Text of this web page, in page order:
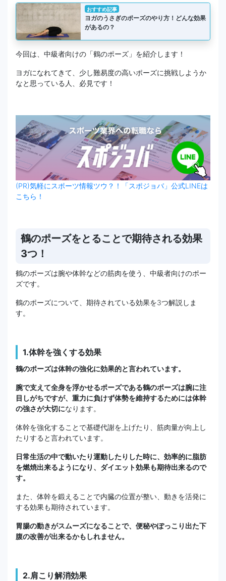
おすすめ記事
ヨガのうさぎのポーズのやり方！どんな効果
があるの？
今回は、中級者向けの「鶴のポーズ」を紹介します！
ヨガになれてきて、少し難易度の高いポーズに挑戦しようか
なと思っている人、必見です！
(PR)気軽にスポーツ情報ツウ？！「スポジョバ」公式LINEは
こちら！
鶴のポーズをとることで期待される効果
3つ！
鶴のポーズは腕や体幹などの筋肉を使う、中級者向けのポー
ズです。
鶴のポーズについて、期待されている効果を3つ解説しま
す。
1.体幹を強くする効果
鶴のポーズは体幹の強化に効果的と言われています。
腕で支えて全身を浮かせるポーズである鶴のポーズは腕に注
目しがちですが、重力に負けず体勢を維持するためには体幹
の強さが大切になります。
体幹を強化することで基礎代謝を上げたり、筋肉量が向上し
たりすると言われています。
日常生活の中で動いたり運動したりした時に、効率的に脂肪
を燃焼出来るようになり、ダイエット効果も期待出来るので
す。
また、体幹を鍛えることで内臓の位置が整い、動きを活発に
する効果も期待されています。
胃腸の動きがスムーズになることで、便秘やぽっこり出た下
腹の改善が出来るかもしれません。
2.肩こり解消効果